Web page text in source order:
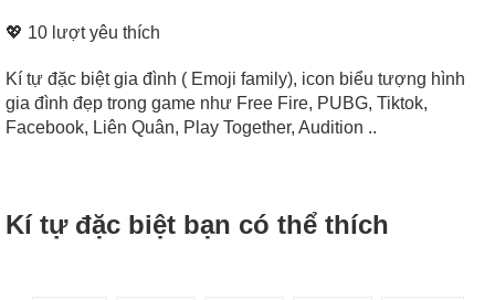
💖 10 lượt yêu thích
Kí tự đặc biệt gia đình ( Emoji family), icon biểu tượng hình
gia đình đẹp trong game như Free Fire, PUBG, Tiktok,
Facebook, Liên Quân, Play Together, Audition ..
Kí tự đặc biệt bạn có thể thích